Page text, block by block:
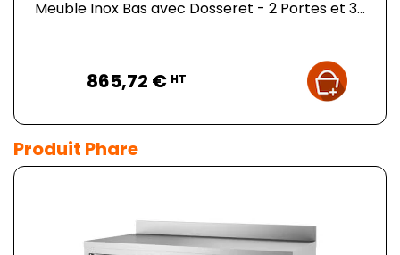
Meuble Inox Bas avec Dosseret - 2 Portes et 3...
865,72 € HT
Produit Phare